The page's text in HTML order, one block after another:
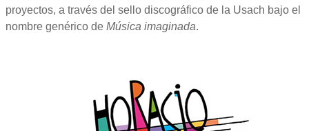
proyectos, a través del sello discográfico de la Usach bajo el
nombre genérico de Música imaginada.